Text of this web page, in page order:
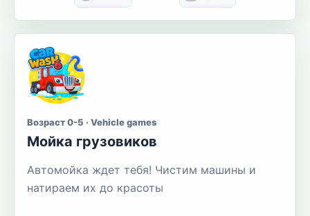
Возраст 0-5 · Vehicle games
Мойка грузовиков
Автомойка ждет тебя! Чистим машины и
натираем их до красоты